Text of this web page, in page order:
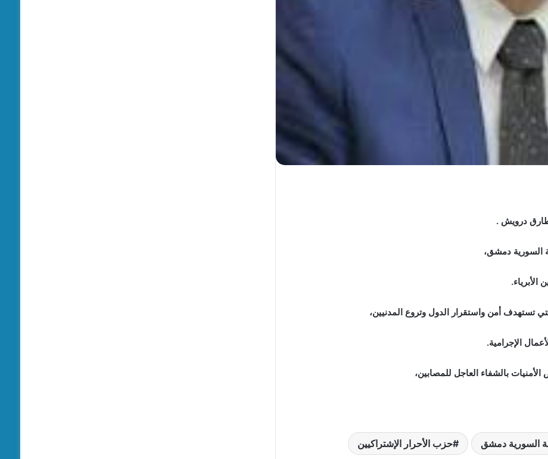
طارق درويش .
السورية دمشق،
تستهدف أمن واستقرار الدول وتروع المدنيين،
الإجرامية.
بالشفاء العاجل للمصابين،
السورية دمشق حزب الأحرار الإشتراكيين